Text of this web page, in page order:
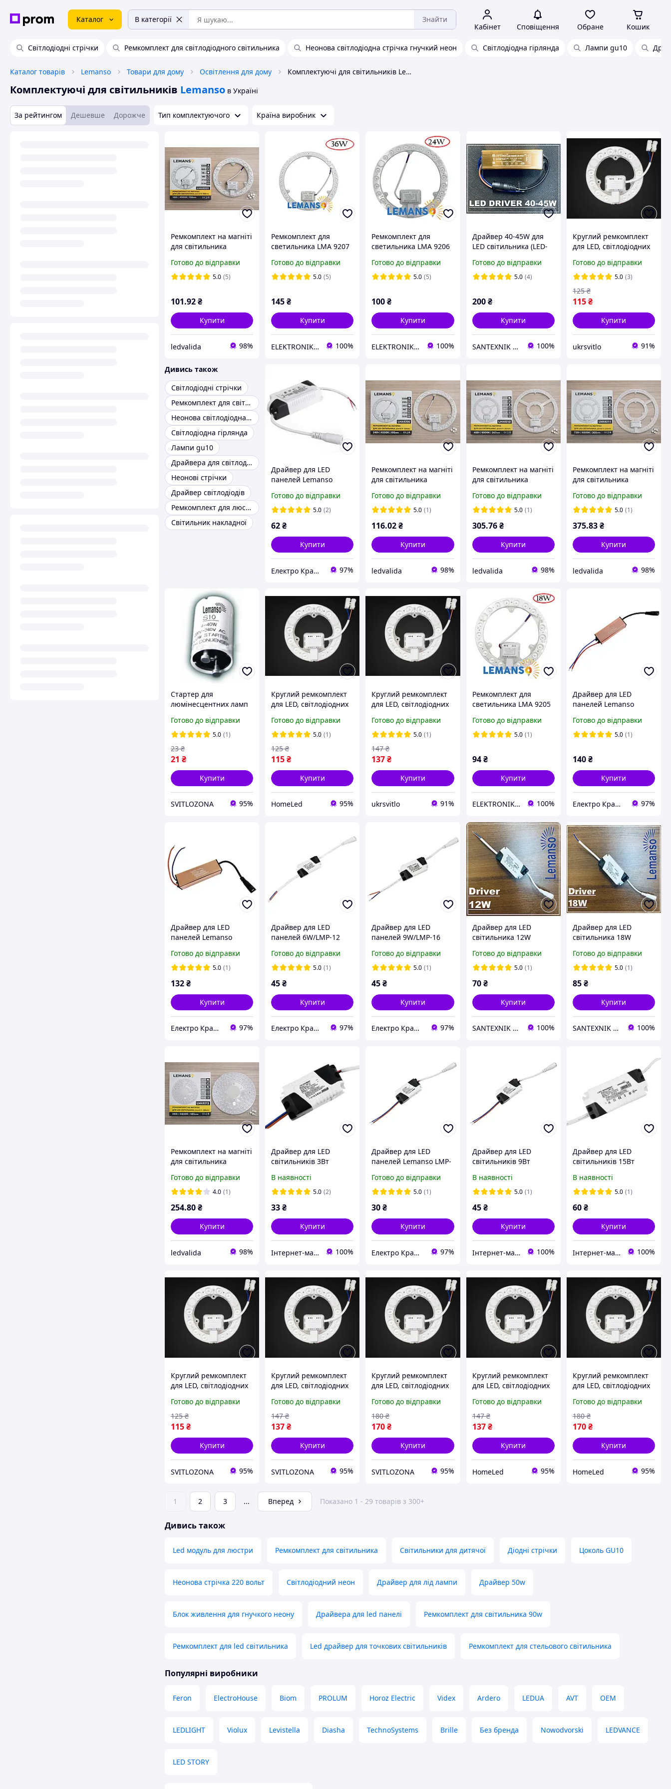
Каталог В категорії Знайти
Кабінет Сповіщення Обране Кошик
Світлодіодні стрічки Ремкомплект для світлодіодного світильника Неонова світлодіодна стрічка гнучкий неон Світлодіодна гірлянда Лампи gu10
Каталог товарів Lemanso Товари для дому Освітлення для дому Комплектуючі для світильників Lemanso
Комплектуючі для світильників Lemanso в Україні
За рейтингом Дешевше Дорожче Тип комплектуючого Країна виробник
Ремкомплект на магніті
для світильника
6500K 220V, 156 мм
Готово до відправки
5.0 (5)
101.92₴
Купити
ledvalida 98%
Ремкомплект для
светильника LMA 9207
Готово до відправки
5.0 (5)
145₴
Купити
ELEKTRONIK DP.UA 100%
Ремкомплект для
светильника LMA 9206
Готово до відправки
5.0 (5)
100₴
Купити
ELEKTRONIK DP.UA 100%
Драйвер 40-45W для
LED світильника (LED-
OPTIMA
Готово до відправки
5.0 (4)
200 ₴
Купити
SANTEXNIK DP.UA 100%
Круглий ремкомплект
для LED, світлодіодних
18Вт 165-265В 1620Lm
на магнітах
Готово до відправки
5.0 (3)
115₴
125 ₴
Купити
ukrsvitlo 91%
Дивись також
Світлодіодні стрічки
Ремкомплект для світлодіодного світильника
Неонова світлодіодна стрічка гнучкий неон
Світлодіодна гірлянда
Лампи gu10
Драйвера для світлодіодних світильників
Неонові стрічки
Драйвер світлодіодів
Ремкомплект для люстри
Світильник накладної
Драйвер для LED
панелей Lemanso
вих: DC 54V / 280-
300mA
Готово до відправки
5.0 (2)
62₴
Купити
Електро Крамниця 97%
Ремкомплект на магніті
для світильника
6500K 220V, 195 мм
Готово до відправки
5.0 (1)
116.02₴
Купити
ledvalida 98%
Ремкомплект на магніті
для світильника
6500K 220V, 267 мм
Готово до відправки
5.0 (1)
305.76 ₴
Купити
ledvalida 98%
Ремкомплект на магніті
для світильника
6500K 220V, 305 мм
Готово до відправки
5.0 (1)
375.83₴
Купити
ledvalida 98%
Стартер для
люмінесцентних ламп
LEMANSO
Готово до відправки
5.0 (1)
21 ₴
23 ₴
Купити
SVITLOZONA 95%
Круглий ремкомплект
для LED, світлодіодних
18Вт 165-265В 1620Lm
на магнітах
Готово до відправки
5.0 (1)
115₴
125 ₴
Купити
HomeLed 95%
Круглий ремкомплект
для LED, світлодіодних
24Вт 165-265В 2160Lm
на магнітах
Готово до відправки
5.0 (1)
137₴
147 ₴
Купити
ukrsvitlo 91%
Ремкомплект для
светильника LMA 9205
Готово до відправки
5.0 (1)
94 ₴
Купити
ELEKTRONIK DP.UA 100%
Драйвер для LED
панелей Lemanso
Готово до відправки
5.0 (1)
140₴
Купити
Електро Крамниця 97%
Драйвер для LED
панелей Lemanso
Готово до відправки
5.0 (1)
132₴
Купити
Електро Крамниця 97%
Драйвер для LED
панелей 6W/LMP-12
вих: DC 37V / 280-
300mA
Готово до відправки
5.0 (1)
45₴
Купити
Електро Крамниця 97%
Драйвер для LED
панелей 9W/LMP-16
вих: DC 24-40V / 280-
300mA
Готово до відправки
5.0 (1)
45₴
Купити
Електро Крамниця 97%
Драйвер для LED
світильника 12W
Готово до відправки
5.0 (1)
70 ₴
Купити
SANTEXNIK DP.UA 100%
Драйвер для LED
світильника 18W
Готово до відправки
5.0 (1)
85₴
Купити
SANTEXNIK DP.UA 100%
Ремкомплект на магніті
для світильника
6500K 220V, 190 мм
Готово до відправки
4.0 (1)
254.80₴
Купити
ledvalida 98%
Драйвер для LED
світильників 3Вт
В наявності
5.0 (2)
33₴
Купити
Інтернет-магазин "ELECTRONICS" 100%
Драйвер для LED
панелей Lemanso LMP-
DC 9V / 260-280mA
Готово до відправки
5.0 (1)
30₴
Купити
Електро Крамниця 97%
Драйвер для LED
світильників 9Вт
В наявності
5.0 (1)
45 ₴
Купити
Інтернет-магазин "ELECTRONICS" 100%
Драйвер для LED
світильників 15Вт
В наявності
5.0 (1)
60₴
Купити
Інтернет-магазин "ELECTRONICS" 100%
Круглий ремкомплект
для LED, світлодіодних
18Вт 165-265В 1620Lm
на магнітах
Готово до відправки
115₴
125 ₴
Купити
SVITLOZONA 95%
Круглий ремкомплект
для LED, світлодіодних
24Вт 165-265В 2160Lm
на магнітах
Готово до відправки
137₴
147 ₴
Купити
SVITLOZONA 95%
Круглий ремкомплект
для LED, світлодіодних
24Вт 165-265В 3240Lm
на магнітах
Готово до відправки
170₴
180 ₴
Купити
SVITLOZONA 95%
Круглий ремкомплект
для LED, світлодіодних
24Вт 165-265В 2160Lm
на магнітах
Готово до відправки
137 ₴
147 ₴
Купити
HomeLed 95%
Круглий ремкомплект
для LED, світлодіодних
24Вт 165-265В 3240Lm
на магнітах
Готово до відправки
170₴
180 ₴
Купити
HomeLed 95%
1 2 3 ... Вперед Показано 1 - 29 товарів з 300+
Дивись також
Led модуль для люстри Ремкомплект для світильника Світильники для дитячої Діодні стрічки Цоколь GU10
Неонова стрічка 220 вольт Світлодіодний неон Драйвер для лід лампи Драйвер 50w
Блок живлення для гнучкого неону Драйвера для led панелі Ремкомплект для світильника 90w
Ремкомплект для led світильника Led драйвер для точкових світильників Ремкомплект для стельового світильника
Популярні виробники
Feron ElectroHouse Biom PROLUM Horoz Electric Videx Ardero LEDUA AVT OEM
LEDLIGHT Violux Levistella Diasha TechnoSystems Brille Без бренда Nowodvorski LEDVANCE
LED STORY